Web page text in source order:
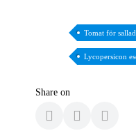
Tomat för
Lycopersicon
Share on